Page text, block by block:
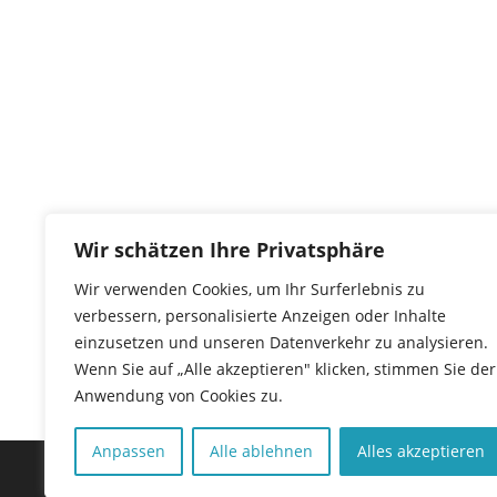
Wir schätzen Ihre Privatsphäre
Wir verwenden Cookies, um Ihr Surferlebnis zu
verbessern, personalisierte Anzeigen oder Inhalte
einzusetzen und unseren Datenverkehr zu analysieren.
Wenn Sie auf „Alle akzeptieren" klicken, stimmen Sie der
Anwendung von Cookies zu.
Anpassen Alle ablehnen Alles akzeptieren
Copyright ©